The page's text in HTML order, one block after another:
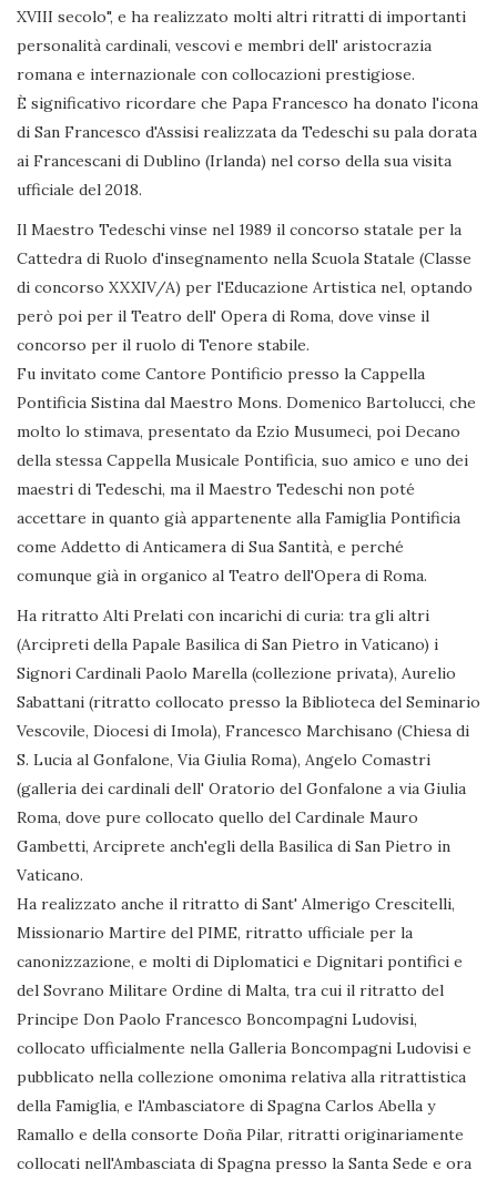
XVIII secolo", e ha realizzato molti altri ritratti di importanti
personalità cardinali, vescovi e membri dell' aristocrazia
romana e internazionale con collocazioni prestigiose.
È significativo ricordare che Papa Francesco ha donato l'icona
di San Francesco d'Assisi realizzata da Tedeschi su pala dorata
ai Francescani di Dublino (Irlanda) nel corso della sua visita
ufficiale del 2018.
Il Maestro Tedeschi vinse nel 1989 il concorso statale per la
Cattedra di Ruolo d'insegnamento nella Scuola Statale (Classe
di concorso XXXIV/A) per l'Educazione Artistica nel, optando
però poi per il Teatro dell' Opera di Roma, dove vinse il
concorso per il ruolo di Tenore stabile.
Fu invitato come Cantore Pontificio presso la Cappella
Pontificia Sistina dal Maestro Mons. Domenico Bartolucci, che
molto lo stimava, presentato da Ezio Musumeci, poi Decano
della stessa Cappella Musicale Pontificia, suo amico e uno dei
maestri di Tedeschi, ma il Maestro Tedeschi non poté
accettare in quanto già appartenente alla Famiglia Pontificia
come Addetto di Anticamera di Sua Santità, e perché
comunque già in organico al Teatro dell'Opera di Roma.
Ha ritratto Alti Prelati con incarichi di curia: tra gli altri
(Arcipreti della Papale Basilica di San Pietro in Vaticano) i
Signori Cardinali Paolo Marella (collezione privata), Aurelio
Sabattani (ritratto collocato presso la Biblioteca del Seminario
Vescovile, Diocesi di Imola), Francesco Marchisano (Chiesa di
S. Lucia al Gonfalone, Via Giulia Roma), Angelo Comastri
(galleria dei cardinali dell' Oratorio del Gonfalone a via Giulia
Roma, dove pure collocato quello del Cardinale Mauro
Gambetti, Arciprete anch'egli della Basilica di San Pietro in
Vaticano.
Ha realizzato anche il ritratto di Sant' Almerigo Crescitelli,
Missionario Martire del PIME, ritratto ufficiale per la
canonizzazione, e molti di Diplomatici e Dignitari pontifici e
del Sovrano Militare Ordine di Malta, tra cui il ritratto del
Principe Don Paolo Francesco Boncompagni Ludovisi,
collocato ufficialmente nella Galleria Boncompagni Ludovisi e
pubblicato nella collezione omonima relativa alla ritrattistica
della Famiglia, e l'Ambasciatore di Spagna Carlos Abella y
Ramallo e della consorte Doña Pilar, ritratti originariamente
collocati nell'Ambasciata di Spagna presso la Santa Sede e ora